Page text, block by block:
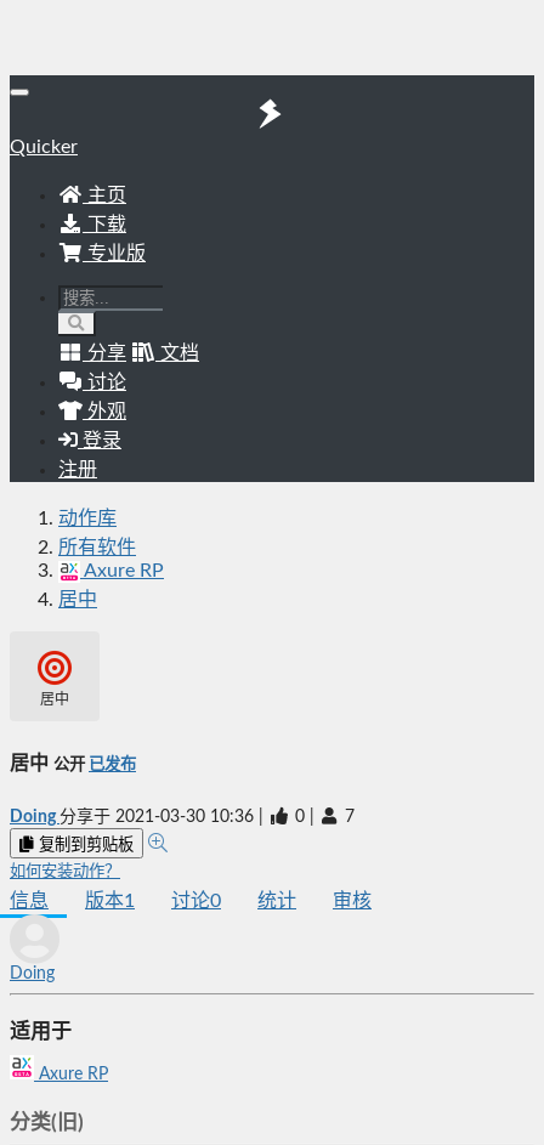
Quicker
主页
下载
专业版
分享
文档
讨论
外观
登录
注册
动作库
所有软件
Axure RP
居中
居中
居中 公开 已发布
Doing分享于 2021-03-30 10:36 0 7
复制到剪贴板
如何安装动作？
信息 版本1 讨论0 统计 审核
Doing
适用于
Axure RP
分类(旧)